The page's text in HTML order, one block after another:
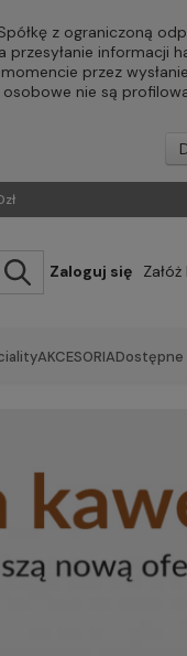
z ograniczoną
informacji
przez
nie są
Zaloguj się
AKCESORIADostępne